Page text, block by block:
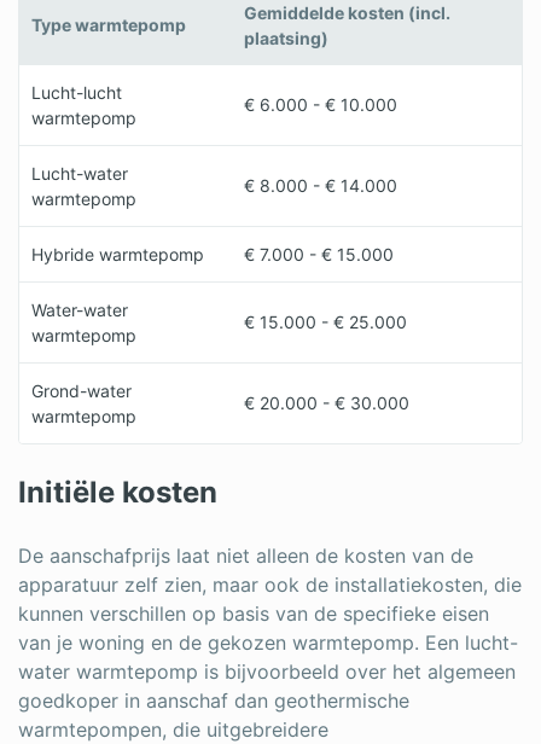
Type warmtepomp
Gemiddelde kosten (incl.
plaatsing)
Lucht-lucht
warmtepomp
€ 6.000 - € 10.000
Lucht-water
warmtepomp
€ 8.000 - € 14.000
Hybride warmtepomp € 7.000 - € 15.000
Water-water
warmtepomp
€ 15.000 - € 25.000
Grond-water
warmtepomp
€ 20.000 - € 30.000
Initiële kosten
De aanschafprijs laat niet alleen de kosten van de
apparatuur zelf zien, maar ook de installatiekosten, die
kunnen verschillen op basis van de specifieke eisen
van je woning en de gekozen warmtepomp. Een lucht-
water warmtepomp is bijvoorbeeld over het algemeen
goedkoper in aanschaf dan geothermische
warmtepompen, die uitgebreidere